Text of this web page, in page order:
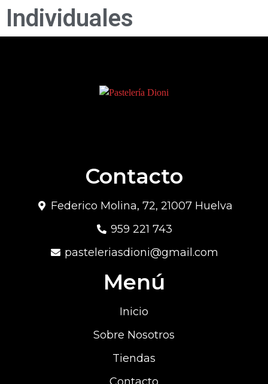
Individuales
Contacto
Federico Molina, 72, 21007 Huelva
959 221 743
pasteleriasdioni@gmail.com
Menú
Inicio
Sobre Nosotros
Tiendas
Contacto